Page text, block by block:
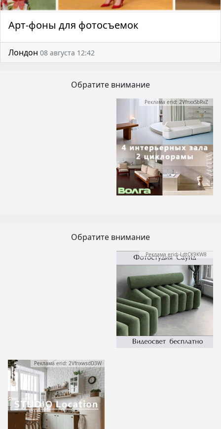
Арт-фоны для фотосъемок
Лондон 08 августа 12:42
Обратите внимание
Реклама erid: 2VfnxxSbRvZ
Обратите внимание
Реклама erid: LdtCK9KW8
Реклама erid: 2VfnxwsdD3W